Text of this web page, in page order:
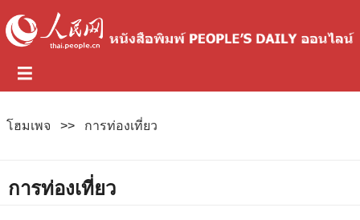
โฮมเพจ >> การท่องเที่ยว
การท่องเที่ยว